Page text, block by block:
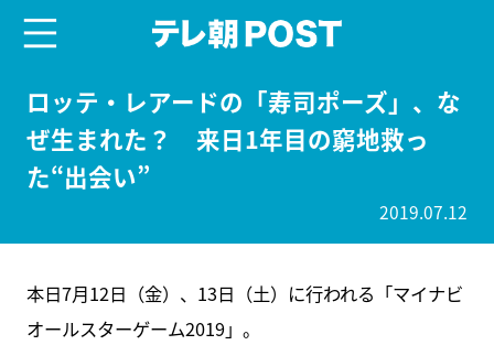
ロッテ・レアードの「寿司ポーズ」、な
ぜ生まれた？ 来日1年目の窮地救っ
た“出会い”
2019.07.12
本日7月12日（金）、13日（土）に行われる「マイナビ
オールスターゲーム2019」。